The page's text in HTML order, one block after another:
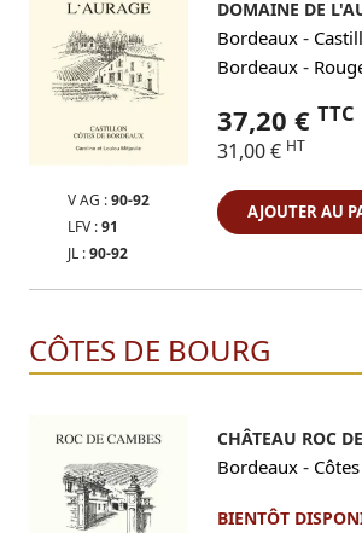
V AG :90-92
LFV :91
JL :90-92
DOMAINE DE
Bordeaux -
Bordeaux -
37,20 € TTC
31,00 € HT
AJOUTER AU
CÔTES DE BOURG
CHÂTEAU ROC
Bordeaux -
BIENTÔT